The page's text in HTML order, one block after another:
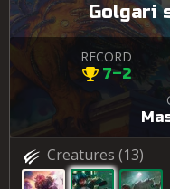
Golgari
RECORD
7–2
Creatures (13)